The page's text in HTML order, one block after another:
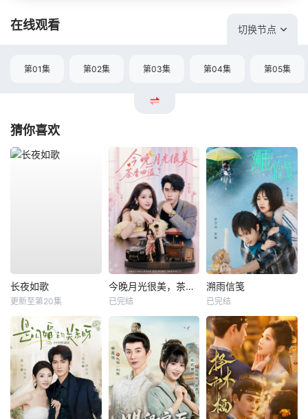
在线观看 切换节点
第01集 第02集 第03集 第04集 第05集
猜你喜欢
长夜如歌
更新至第20集
今晚月光很美，茶香四溢
已完结
溯雨信笺
已完结